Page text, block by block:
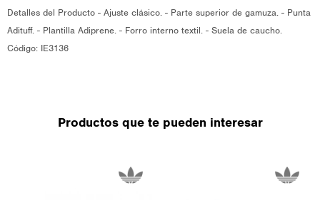
Detalles del Producto - Ajuste clásico. - Parte superior de gamuza. - Punta
Adituff. - Plantilla Adiprene. - Forro interno textil. - Suela de caucho.
Código: IE3136
Productos que te pueden interesar